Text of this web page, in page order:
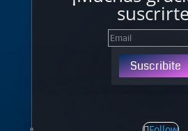
Suscribite